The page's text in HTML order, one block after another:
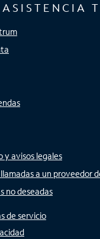
y avisos legales
a un proveedor
no deseadas
de servicio